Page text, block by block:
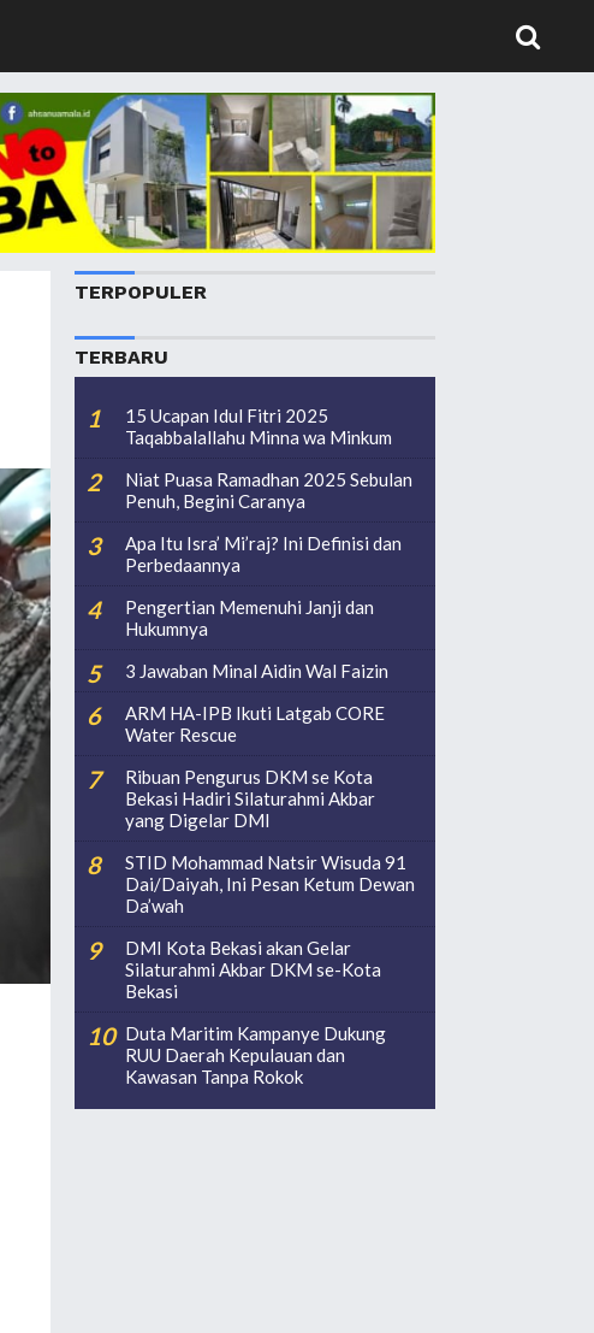
TERPOPULER
TERBARU
15 Ucapan Idul Fitri 2025
Taqabbalallahu Minna wa Minkum
Niat Puasa Ramadhan 2025 Sebulan
Penuh, Begini Caranya
Apa Itu Isra’ Mi’raj? Ini Definisi dan
Perbedaannya
Pengertian Memenuhi Janji dan
Hukumnya
3 Jawaban Minal Aidin Wal Faizin
ARM HA-IPB Ikuti Latgab CORE
Water Rescue
Ribuan Pengurus DKM se Kota
Bekasi Hadiri Silaturahmi Akbar
yang Digelar DMI
STID Mohammad Natsir Wisuda 91
Dai/Daiyah, Ini Pesan Ketum Dewan
Da’wah
DMI Kota Bekasi akan Gelar
Silaturahmi Akbar DKM se-Kota
Bekasi
Duta Maritim Kampanye Dukung
RUU Daerah Kepulauan dan
Kawasan Tanpa Rokok